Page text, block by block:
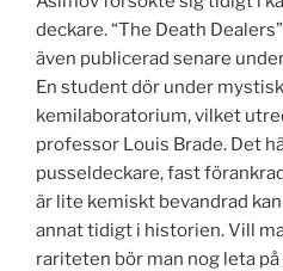
deckare. “The Death
även publicerad senare
En student dör under
kemilaboratorium, vilket
professor Louis Brade. Det
pusseldeckare, fast
är lite kemiskt bevandrad
annat tidigt i historien. Vill
rariteten bör man nog leta